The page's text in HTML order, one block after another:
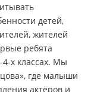
детей,
жителей
ребята
4-х классах. Мы
где малыши
актёров и